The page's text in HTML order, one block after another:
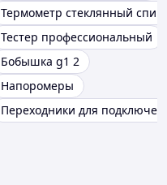
Термометр стеклянный
Тестер профессиональный
Бобышка g1 2
Напоромеры
Переходники для